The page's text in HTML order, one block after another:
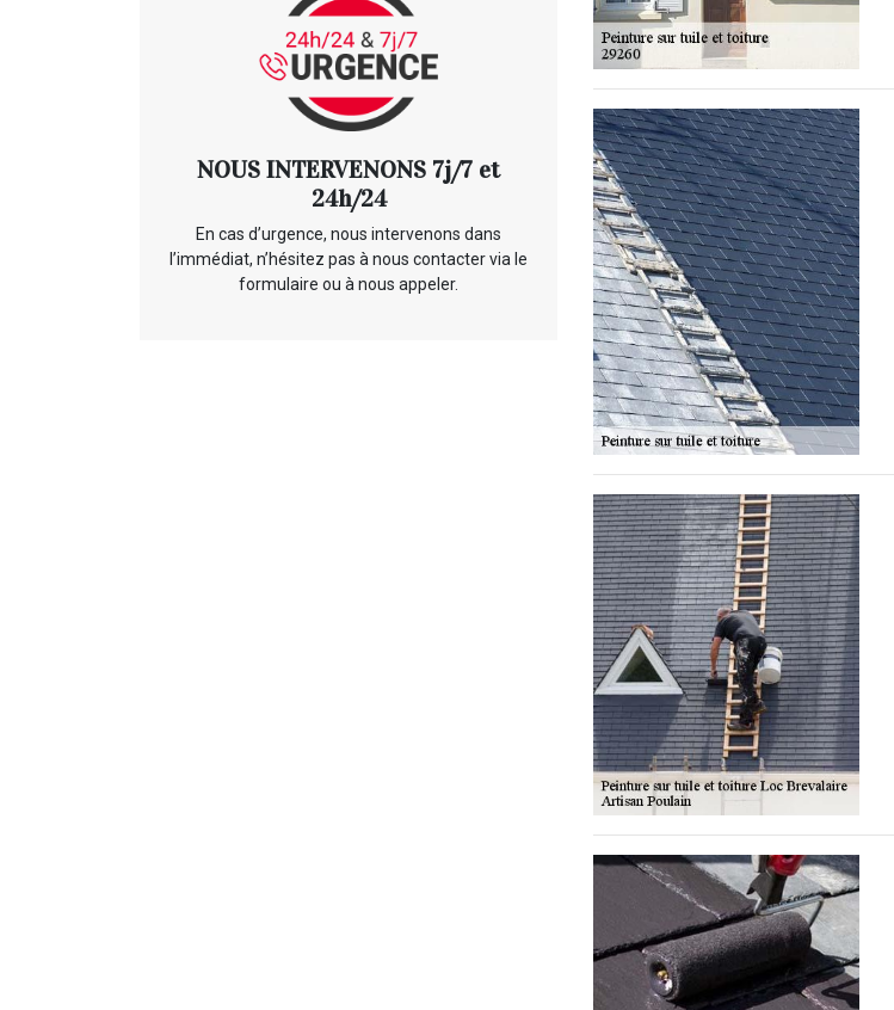
NOUS INTERVENONS 7j/7 et
24h/24
En cas d’urgence, nous intervenons dans
l’immédiat, n’hésitez pas à nous contacter via le
formulaire ou à nous appeler.